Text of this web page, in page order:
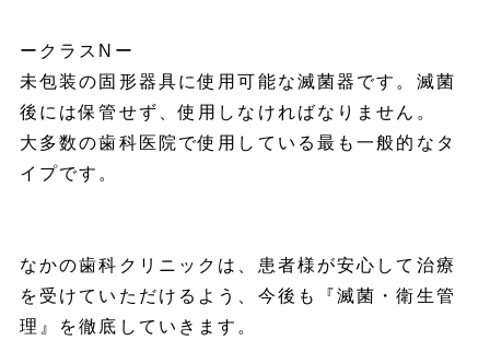
ークラスNー
未包装の固形器具に使用可能な滅菌器です。滅菌
後には保管せず、使用しなければなりません。
大多数の歯科医院で使用している最も一般的なタ
イプです。
なかの歯科クリニックは、患者様が安心して治療
を受けていただけるよう、今後も『滅菌・衛生管
理』を徹底していきます。